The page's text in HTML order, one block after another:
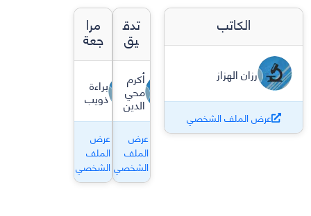
الكاتب
رزان الهزاز
عرض الملف الشخصي
تدق
يق
أكرم
محي
الدين
عرض
الملف
الشخصي
مرا
جعة
براءة
ذويب
عرض
الملف
الشخصي